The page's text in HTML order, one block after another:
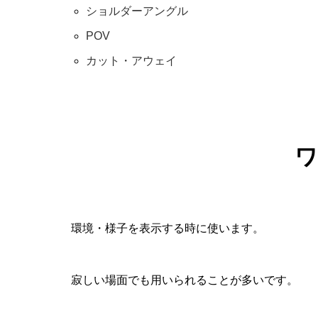
ショルダーアングル
POV
カット・アウェイ
環境・様子を表示する時に使います。
寂しい場面でも用いられることが多いです。